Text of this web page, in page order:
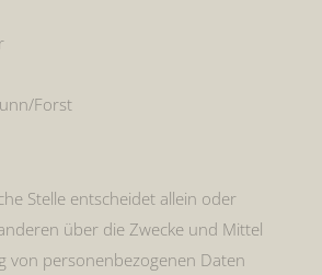
Forst
Stelle entscheidet allein oder
über die Zwecke und Mittel
von personenbezogenen Daten